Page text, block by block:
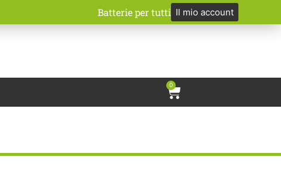
Batterie per tutti Il mio account
0